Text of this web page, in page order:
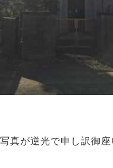
写真が逆光で申し訳御